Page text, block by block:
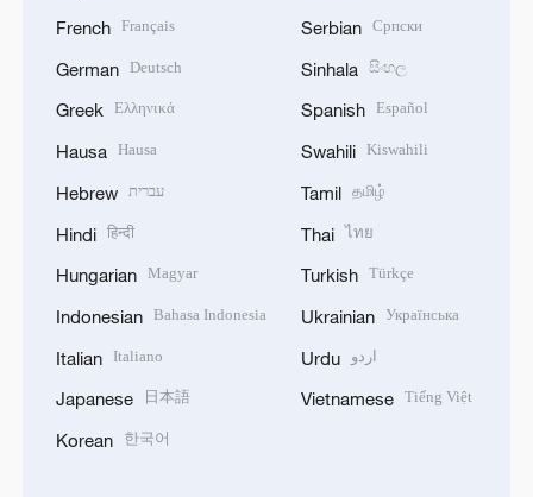
French Français
German Deutsch
Greek Ελληνικά
Hausa Hausa
Hebrew עברית
Hindi हिन्दी
Hungarian Magyar
Indonesian Bahasa Indonesia
Italian Italiano
Japanese 日本語
Korean 한국어
Serbian Српски
Sinhala සිංහල
Spanish Español
Swahili Kiswahili
Tamil தமிழ்
Thai ไทย
Turkish Türkçe
Ukrainian Українська
Urdu اردو
Vietnamese Tiếng Việt